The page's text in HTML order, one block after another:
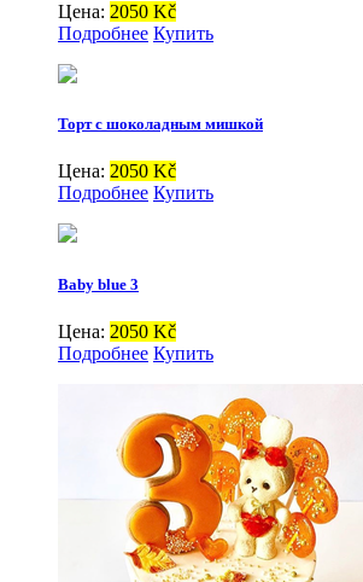
Цена: 2050 Kč
Подробнее Купить
Торт с шоколадным мишкой
Цена: 2050 Kč
Подробнее Купить
Baby blue 3
Цена: 2050 Kč
Подробнее Купить